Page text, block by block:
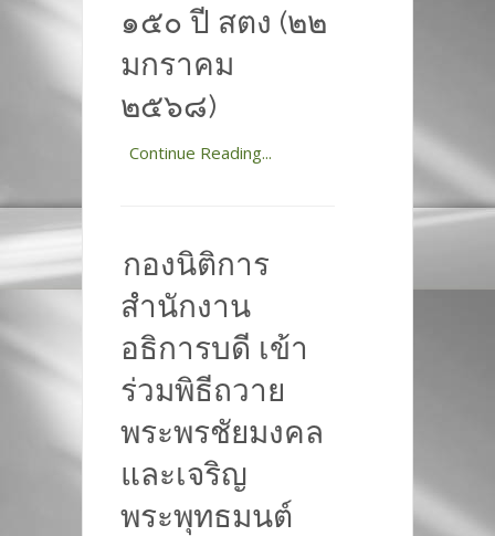
๑๕๐ ปี สตง (๒๒
มกราคม
๒๕๖๘)
Continue Reading...
กองนิติการ
สำนักงาน
อธิการบดี เข้า
ร่วมพิธีถวาย
พระพรชัยมงคล
และเจริญ
พระพุทธมนต์